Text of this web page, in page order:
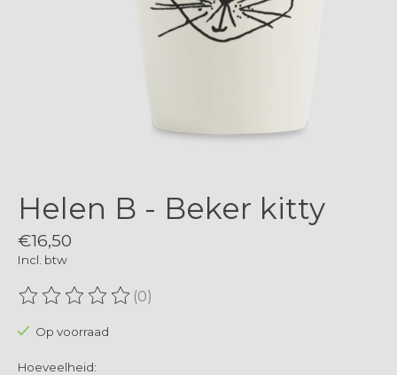
Helen B - Beker kitty
€16,50
Incl. btw
De beoordeling van dit product is
(0)
Op voorraad
Hoeveelheid: